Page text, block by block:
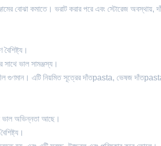
বোঝা কমাতে। ভরাট করার পরে এবং স্টোরেজ অবস্থায়,
সাথে ভাল সামঞ্জস্য।
গুণমান। এটি নিয়মিত সূত্রের দাঁতpasta, ভেষজ
ভাল অভিন্নতা আছে।